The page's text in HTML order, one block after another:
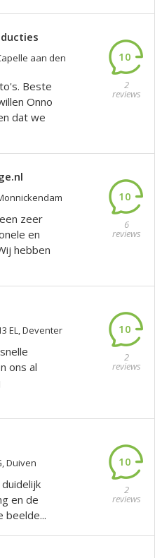
aan den
10
2
reviews
Beste
Onno
dat we
10
6
reviews
zeer
en
hebben
EL, Deventer 10
2
reviews
ons al
Duiven 10
2
reviews
en de
beelde...